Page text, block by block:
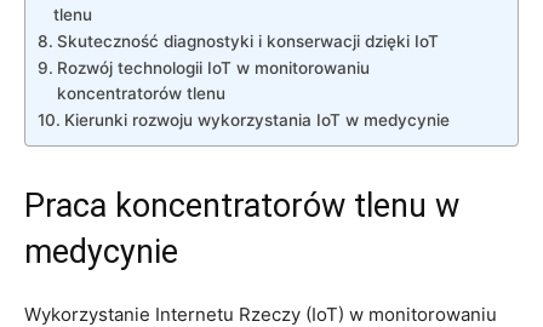
tlenu
Skuteczność‌ diagnostyki i konserwacji dzięki IoT
Rozwój technologii IoT w‍ monitorowaniu
koncentratorów tlenu
Kierunki rozwoju wykorzystania IoT w medycynie
Praca koncentratorów tlenu w
medycynie
Wykorzystanie ⁣Internetu Rzeczy‍ (IoT) w monitorowaniu‌